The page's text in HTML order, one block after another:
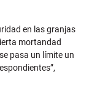
en las granjas
mortandad
pasa un límite un